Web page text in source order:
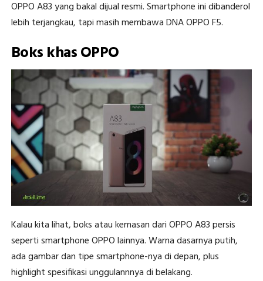
OPPO A83 yang bakal dijual resmi. Smartphone ini dibanderol
lebih terjangkau, tapi masih membawa DNA OPPO F5.
Boks khas OPPO
Kalau kita lihat, boks atau kemasan dari OPPO A83 persis
seperti smartphone OPPO lainnya. Warna dasarnya putih,
ada gambar dan tipe smartphone-nya di depan, plus
highlight spesifikasi unggulannnya di belakang.